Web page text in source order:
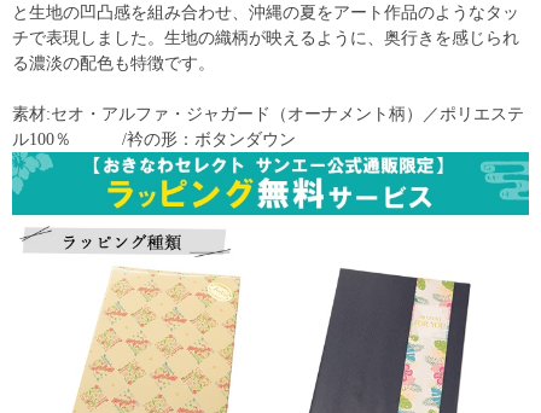
と生地の凹凸感を組み合わせ、沖縄の夏をアート作品のようなタッ
チで表現しました。生地の織柄が映えるように、奥行きを感じられ
る濃淡の配色も特徴です。
素材:セオ・アルファ・ジャガード（オーナメント柄）／ポリエステ
ル100％ /衿の形：ボタンダウン